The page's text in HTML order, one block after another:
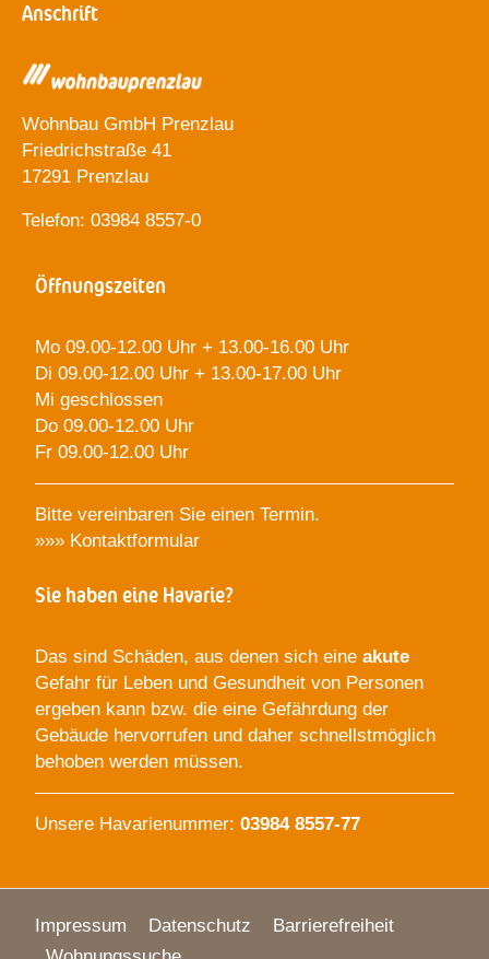
Anschrift
Wohnbau GmbH Prenzlau
Friedrichstraße 41
17291 Prenzlau
Telefon: 03984 8557-0
Öffnungszeiten
Mo 09.00-12.00 Uhr + 13.00-16.00 Uhr
Di 09.00-12.00 Uhr + 13.00-17.00 Uhr
Mi geschlossen
Do 09.00-12.00 Uhr
Fr 09.00-12.00 Uhr
Bitte vereinbaren Sie einen Termin.
»»» Kontaktformular
Sie haben eine Havarie?
Das sind Schäden, aus denen sich eine akute
Gefahr für Leben und Gesundheit von Personen
ergeben kann bzw. die eine Gefährdung der
Gebäude hervorrufen und daher schnellstmöglich
behoben werden müssen.
Unsere Havarienummer: 03984 8557-77
Impressum Datenschutz
Barrierefreiheit